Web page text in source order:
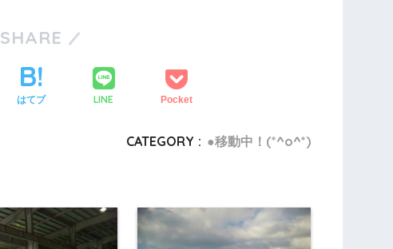
SHARE
はてブ LINE Pocket
CATEGORY : ●移動中！(*^o^*)